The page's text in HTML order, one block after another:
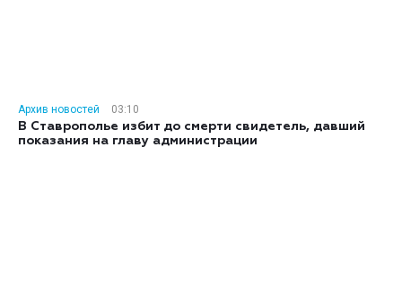
Архив новостей
03:10
В Ставрополье избит до смерти свидетель, давший
показания на главу администрации